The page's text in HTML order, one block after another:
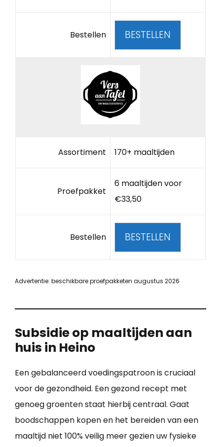
Bestellen BESTELLEN
Assortiment 170+ maaltijden
Proefpakket
6 maaltijden voor
€33,50
Bestellen BESTELLEN
Advertentie: beschikbare proefpakketen augustus 2026
Subsidie op maaltijden aan
huis in Heino
Een gebalanceerd voedingspatroon is cruciaal
voor de gezondheid. Een gezond recept met
genoeg groenten staat hierbij centraal. Gaat
boodschappen kopen en het bereiden van een
maaltijd niet 100% veilig meer gezien uw fysieke